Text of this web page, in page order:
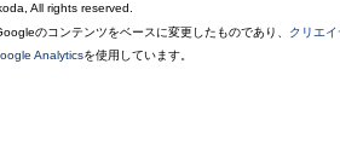
All rights reserved.
のコンテンツをベースに変更したものであり、 クリエ
Analyticsを使用しています。